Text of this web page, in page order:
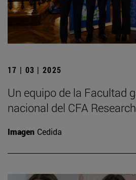
17 | 03 | 2025
Un equipo de la Facultad
nacional del CFA
Imagen Cedida